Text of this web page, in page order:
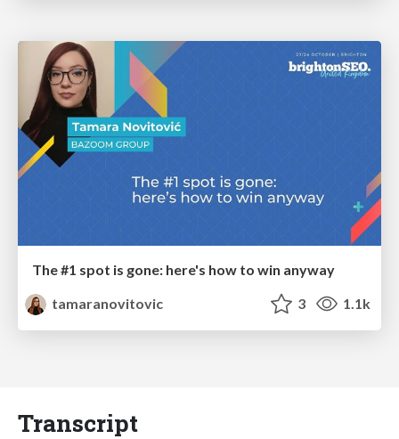
The #1 spot is gone: here's how to win anyway
tamaranovitovic
3 1.1k
Transcript